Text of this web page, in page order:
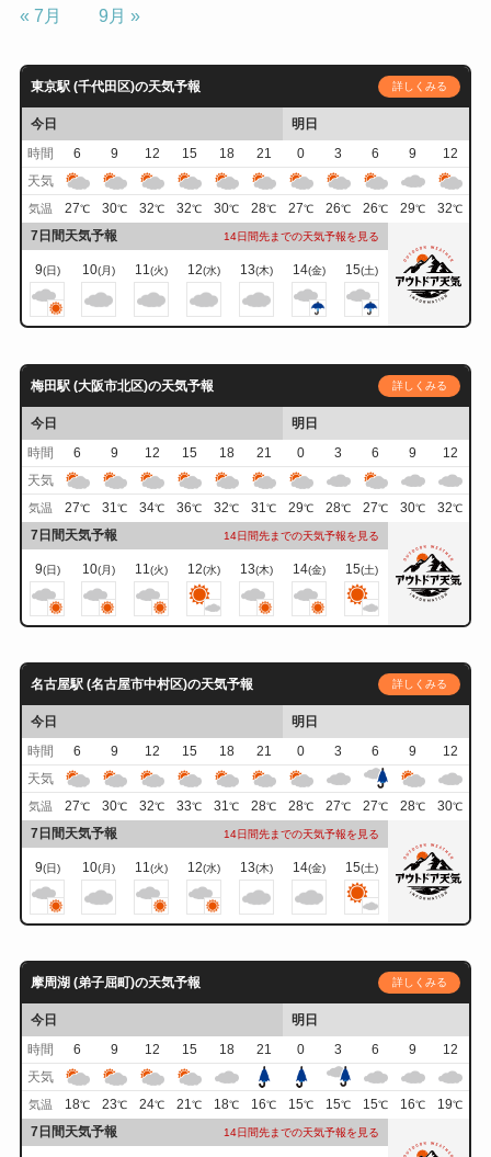
« 7月
9月 »
東京駅 (千代田区)の天気予報 詳しくみる
今日
明日
時間
6 9 12 15 18 21 0 3 6 9
12
天気
気温 27℃ 30℃ 32℃ 32℃ 30℃ 28℃ 27℃ 26℃ 26℃ 29℃ 32℃
7日間天気予報 14日間先までの天気予報を見る
9(日) 10(月) 11(火) 12(水) 13(木) 14(金) 15(土)
梅田駅 (大阪市北区)の天気予報 詳しくみる
今日
明日
時間
6 9 12 15 18 21 0 3 6 9
12
天気
気温 27℃ 31℃ 34℃ 36℃ 32℃ 31℃ 29℃ 28℃ 27℃ 30℃ 32℃
7日間天気予報 14日間先までの天気予報を見る
9(日) 10(月) 11 (火) 12(水) 13(木) 14(金) 15(土)
名古屋駅 (名古屋市中村区)の天気予報 詳しくみる
今日
明日
時間
6 9 12 15 18 21 0 3 6 9
12
天気
気温 27℃ 30℃ 32℃ 33℃ 31℃ 28℃ 28℃ 27℃ 27℃ 28℃ 30℃
7日間天気予報 14日間先までの天気予報を見る
9(日) 10(月) 11(火) 12(水) 13(木) 14(金) 15(土)
摩周湖 (弟子屈町)の天気予報 詳しくみる
今日
明日
時間
6 9 12 15 18 21 0 3 6 9
12
天気
気温 18℃ 23℃ 24℃ 21℃ 18℃ 16℃ 15℃ 15℃ 15℃ 16℃ 19℃
7日間天気予報 14日間先までの天気予報を見る